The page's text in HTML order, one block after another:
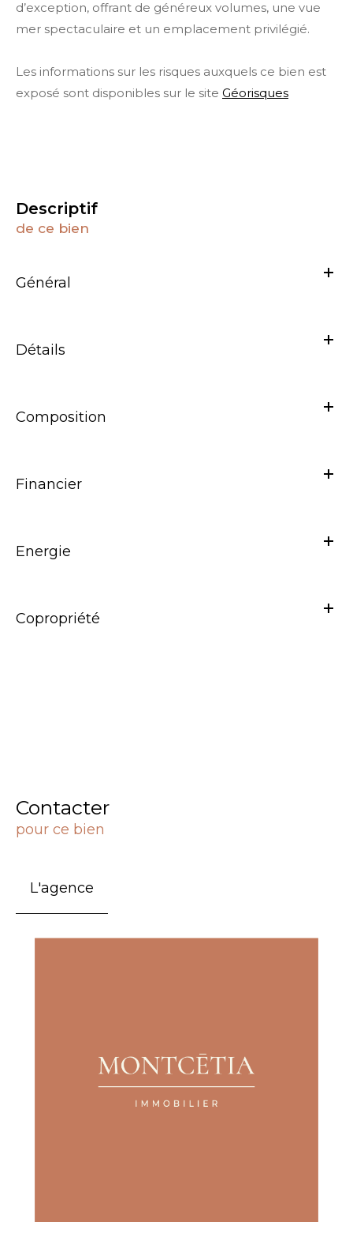
d’exception, offrant de généreux volumes, une vue
mer spectaculaire et un emplacement privilégié.
Les informations sur les risques auxquels ce bien est
exposé sont disponibles sur le site Géorisques
descriptif
de ce bien
Général
Détails
Composition
Financier
Energie
Copropriété
Contacter
pour ce bien
L'agence